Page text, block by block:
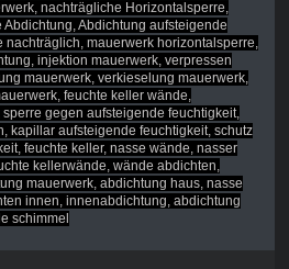
nachträgliche Horizontalsperre,
Abdichtung aufsteigende
mauerwerk horizontalsperre,
injektion mauerwerk, verpressen
mauerwerk, verkieselung mauerwerk,
feuchte keller wände,
gegen aufsteigende feuchtigkeit,
kapillar aufsteigende feuchtigkeit, schutz
feuchte keller, nasse wände, nasser
kellerwände, wände abdichten,
mauerwerk, abdichtung haus, nasse
innen, innenabdichtung, abdichtung
schimmel